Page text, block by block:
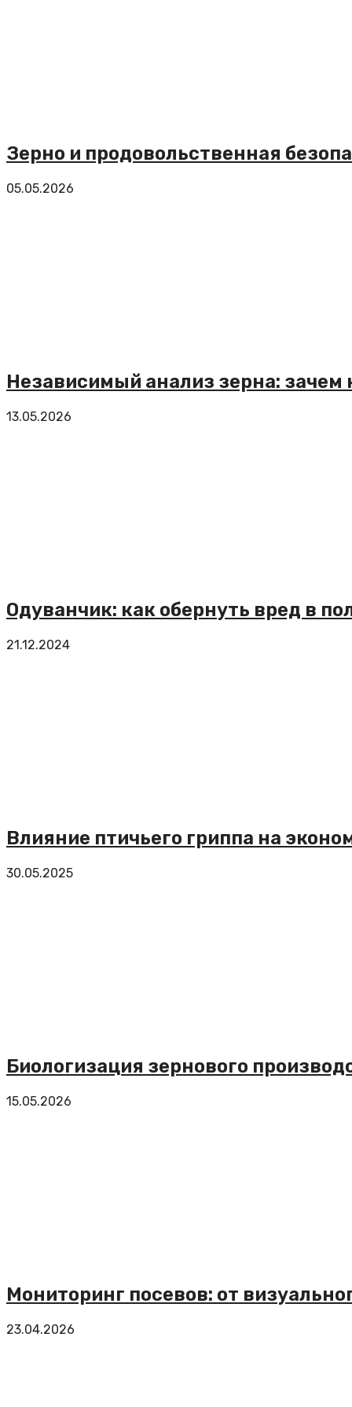
Зерно и продовольственная
05.05.2026
Независимый анализ зерна:
13.05.2026
Одуванчик: как обернуть вред в
21.12.2024
Влияние птичьего гриппа на
30.05.2025
Биологизация зернового
15.05.2026
Мониторинг посевов: от
23.04.2026